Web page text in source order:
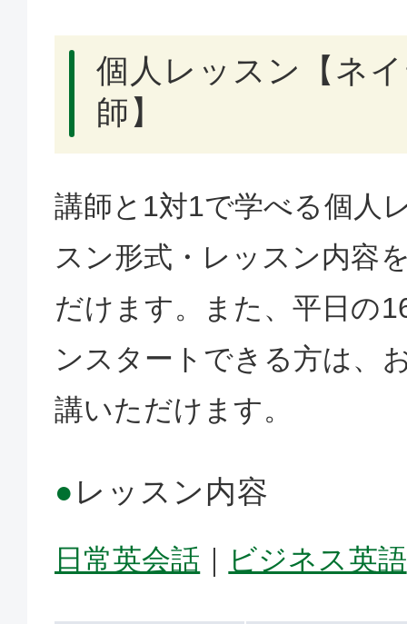
個人レッスン【ネ
師】
講師と1対1で学べる個人
スン形式・レッスン内容
だけます。また、平日の
ンスタートできる方は、
講いただけます。
● レッスン内容
日常英会話 ビジネス英語